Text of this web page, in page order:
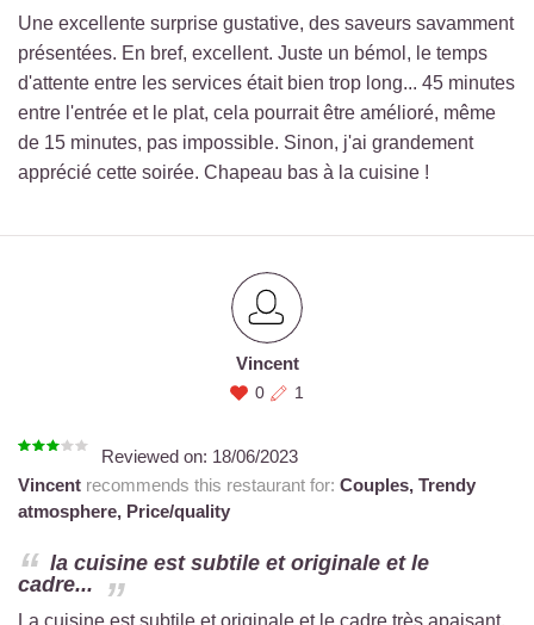
Une excellente surprise gustative, des saveurs savamment
présentées. En bref, excellent. Juste un bémol, le temps
d'attente entre les services était bien trop long... 45 minutes
entre l'entrée et le plat, cela pourrait être amélioré, même
de 15 minutes, pas impossible. Sinon, j'ai grandement
apprécié cette soirée. Chapeau bas à la cuisine !
Vincent
0 1
Reviewed on: 18/06/2023
Vincent recommends this restaurant for: Couples, Trendy
atmosphere, Price/quality
la cuisine est subtile et originale et le
cadre...
La cuisine est subtile et originale et le cadre très apaisant.